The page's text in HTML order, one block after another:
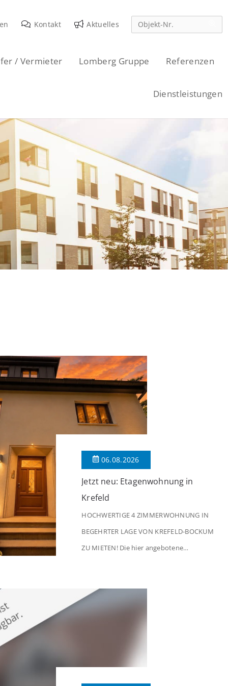
Kontakt Aktuelles
/ Vermieter Lomberg Gruppe Referenzen
Dienstleistungen
06.08.2026
Jetzt neu: Etagenwohnung in
Krefeld
HOCHWERTIGE 4 ZIMMERWOHNUNG IN
BEGEHRTER LAGE VON KREFELD-BOCKUM
ZU MIETEN! Die hier angebotene
in begehrter Wohnlage von Krefeld-Bockum.